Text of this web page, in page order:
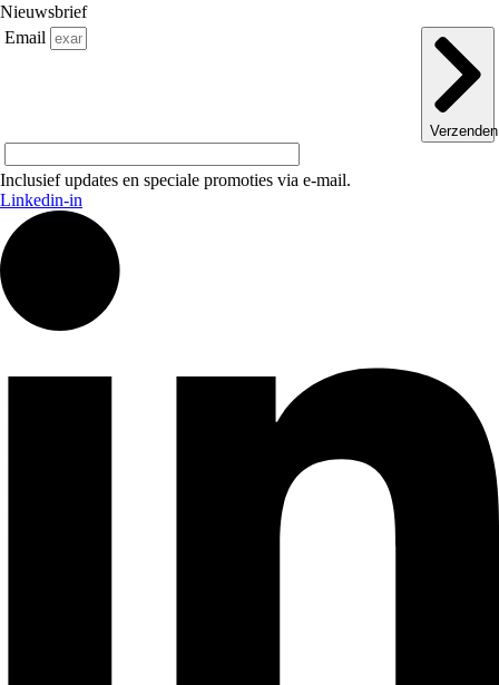
Nieuwsbrief
Email
Verzenden
Inclusief updates en speciale promoties via e-mail.
Linkedin-in